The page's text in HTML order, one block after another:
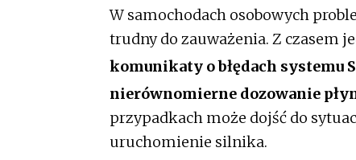
W samochodach osobowych
trudny do zauważenia. Z czasem
komunikaty o błędach systemu
nierównomierne dozowanie
przypadkach może dojść do
uruchomienie silnika.